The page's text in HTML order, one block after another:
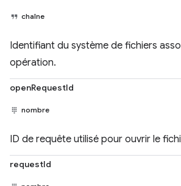
chaîne
Identifiant du système de fichiers
opération.
openRequestId
nombre
ID de requête utilisé pour ouvrir le
requestId